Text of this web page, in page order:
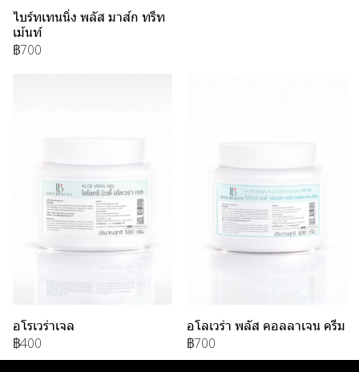
ไบร์ทเทนนิ่ง พลัส มาส์ก ทรีท
เม้นท์
฿700
อโรเวร่าเจล
฿400
อโลเวร่า พลัส คอลลาเจน ครีม
฿700